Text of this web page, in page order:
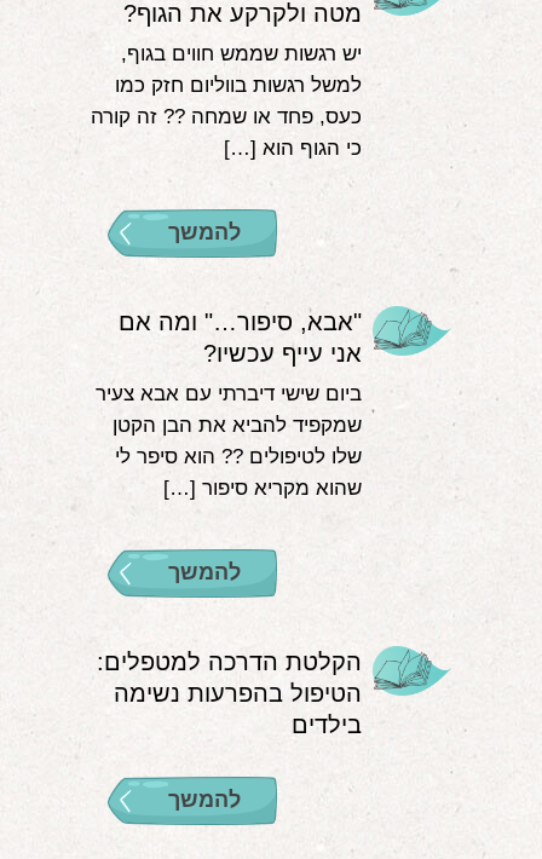
מטה ולקרקע את הגוף?
יש רגשות שממש חווים בגוף,
למשל רגשות בווליום חזק כמו
כעס, פחד או שמחה ?‍? זה קורה
כי הגוף הוא […]
להמשך
"אבא, סיפור…" ומה אם
אני עייף עכשיו?
ביום שישי דיברתי עם אבא צעיר
שמקפיד להביא את הבן הקטן
שלו לטיפולים ?‍? הוא סיפר לי
שהוא מקריא סיפור […]
להמשך
הקלטת הדרכה למטפלים:
הטיפול בהפרעות נשימה
בילדים
להמשך